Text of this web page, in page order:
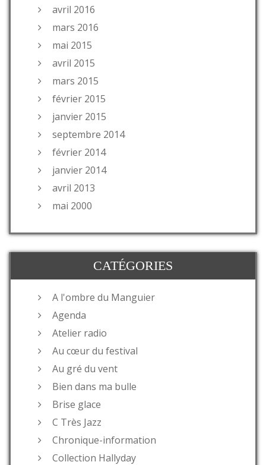
avril 2016
mars 2016
mai 2015
avril 2015
mars 2015
février 2015
janvier 2015
septembre 2014
février 2014
janvier 2014
avril 2013
mai 2000
CATÉGORIES
A l'ombre du Manguier
Agenda
Atelier radio
Au cœur du festival
Au gré du vent
Bien dans ma bulle
Brise glace
C Très Jazz
Chronique-information
Collection Hallyday